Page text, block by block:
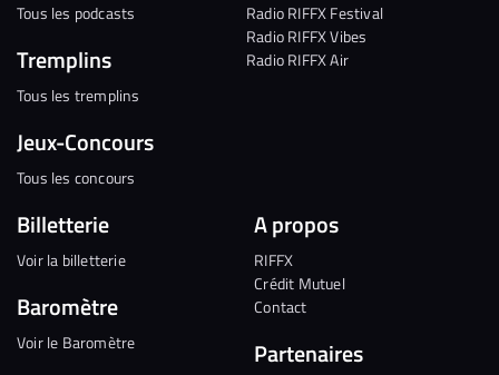
Tous les podcasts
Tremplins
Tous les tremplins
Jeux-Concours
Tous les concours
Radio RIFFX Festival
Radio RIFFX Vibes
Radio RIFFX Air
Billetterie
Voir la billetterie
Baromètre
Voir le Baromètre
A propos
RIFFX
Crédit Mutuel
Contact
Partenaires